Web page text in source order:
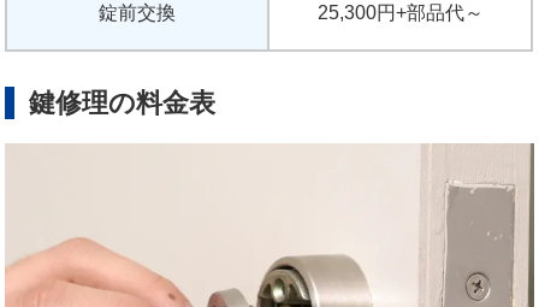
錠前交換 25,300円+部品代～
鍵修理の料金表